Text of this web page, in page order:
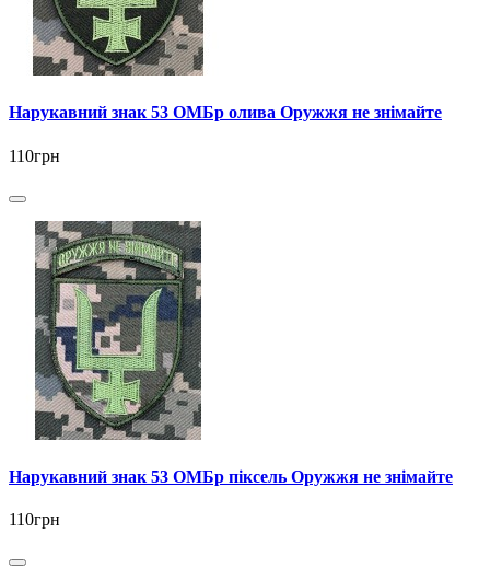
Нарукавний знак 53 ОМБр олива Оружжя не знімайте
110грн
Нарукавний знак 53 ОМБр піксель Оружжя не знімайте
110грн